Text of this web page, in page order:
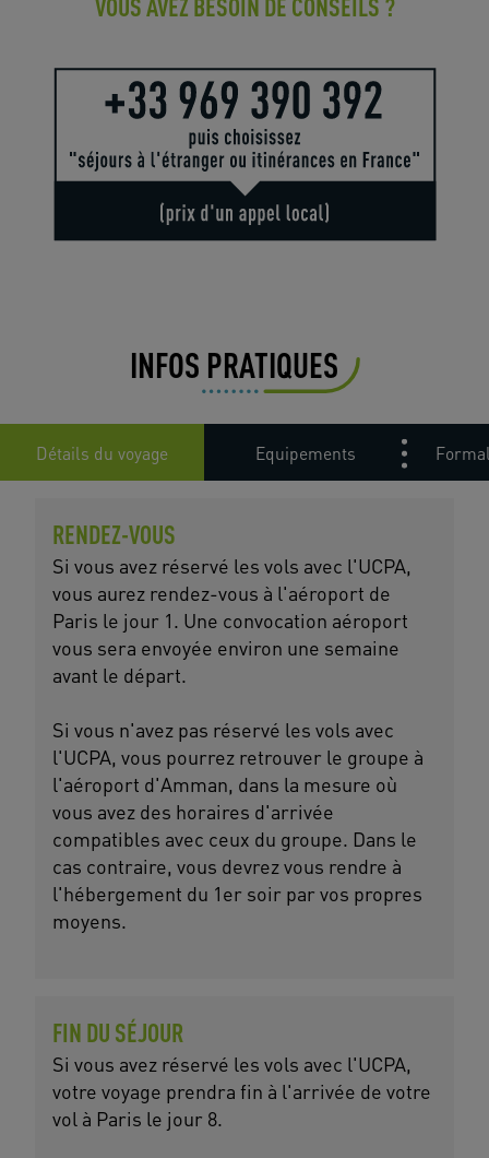
INFOS PRATIQUES
Détails du voyage Equipements
RENDEZ-VOUS
Si vous avez réservé les vols avec l'UCPA,
vous aurez rendez-vous à l'aéroport de
Paris le jour 1. Une convocation aéroport
vous sera envoyée environ une semaine
avant le départ.
Si vous n'avez pas réservé les vols avec
l'UCPA, vous pourrez retrouver le groupe à
l'aéroport d'Amman, dans la mesure où
vous avez des horaires d'arrivée
compatibles avec ceux du groupe. Dans le
cas contraire, vous devrez vous rendre à
l'hébergement du 1er soir par vos propres
moyens.
FIN DU SÉJOUR
Si vous avez réservé les vols avec l'UCPA,
votre voyage prendra fin à l'arrivée de votre
vol à Paris le jour 8.